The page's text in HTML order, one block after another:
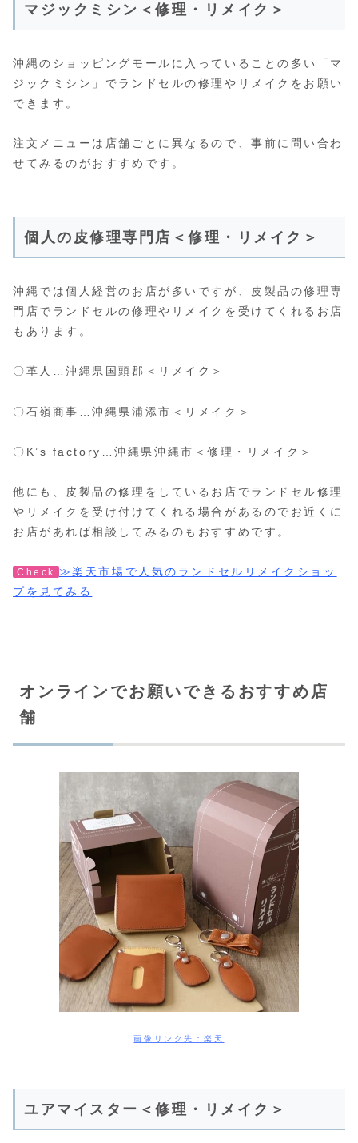
マジックミシン＜修理・リメイク＞
沖縄のショッピングモールに入っていることの多い「マ
ジックミシン」でランドセルの修理やリメイクをお願い
できます。
注文メニューは店舗ごとに異なるので、事前に問い合わ
せてみるのがおすすめです。
個人の皮修理専門店＜修理・リメイク＞
沖縄では個人経営のお店が多いですが、皮製品の修理専
門店でランドセルの修理やリメイクを受けてくれるお店
もあります。
〇革人…沖縄県国頭郡＜リメイク＞
〇石嶺商事…沖縄県浦添市＜リメイク＞
〇K’s factory…沖縄県沖縄市＜修理・リメイク＞
他にも、皮製品の修理をしているお店でランドセル修理
やリメイクを受け付けてくれる場合があるのでお近くに
お店があれば相談してみるのもおすすめです。
Check ≫楽天市場で人気のランドセルリメイクショッ
プを見てみる
オンラインでお願いできるおすすめ店
舗
画像リンク先：楽天
ユアマイスター＜修理・リメイク＞